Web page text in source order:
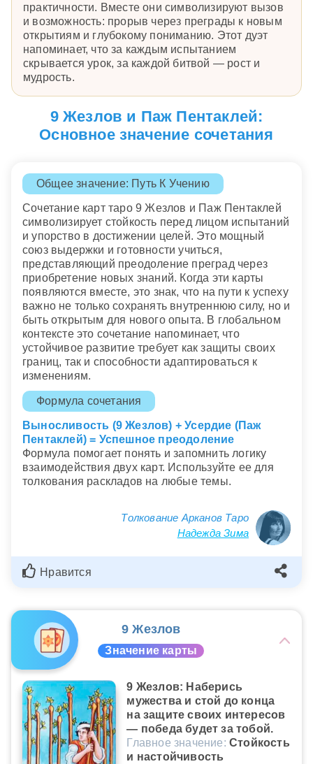
практичности. Вместе они символизируют вызов
и возможность: прорыв через преграды к новым
открытиям и глубокому пониманию. Этот дуэт
напоминает, что за каждым испытанием
скрывается урок, за каждой битвой — рост и
мудрость.
9 Жезлов и Паж Пентаклей:
Основное значение сочетания
Общее значение: Путь К Учению
Сочетание карт таро 9 Жезлов и Паж Пентаклей
символизирует стойкость перед лицом испытаний
и упорство в достижении целей. Это мощный
союз выдержки и готовности учиться,
представляющий преодоление преград через
приобретение новых знаний. Когда эти карты
появляются вместе, это знак, что на пути к успеху
важно не только сохранять внутреннюю силу, но и
быть открытым для нового опыта. В глобальном
контексте это сочетание напоминает, что
устойчивое развитие требует как защиты своих
границ, так и способности адаптироваться к
изменениям.
Формула сочетания
Выносливость (9 Жезлов) + Усердие (Паж
Пентаклей) = Успешное преодоление
Формула помогает понять и запомнить логику
взаимодействия двух карт. Используйте ее для
толкования раскладов на любые темы.
Толкование Арканов Таро
Надежда Зима
Нравится
9 Жезлов
Значение карты
9 Жезлов: Наберись
мужества и стой до конца
на защите своих интересов
— победа будет за тобой.
Главное значение: Стойкость
и настойчивость